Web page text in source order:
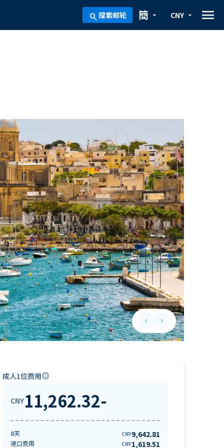
search搜索邮轮 arrow_drop_down
簡 arrow_drop_down
CNY menu
keyboard_arrow_leftPrevious slide
keyboard_arrow_rightNext slide
成人1位费用info
CNY11,262.32-
8天 CNY9,642.81
港口费用 CNY1,619.51